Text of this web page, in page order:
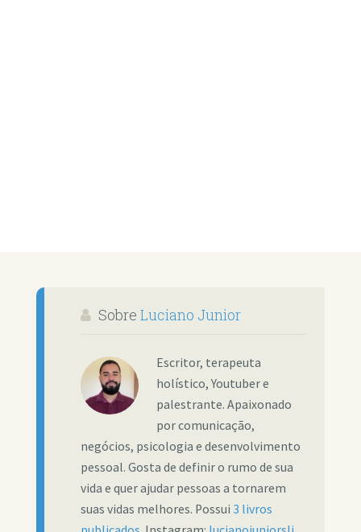
Sobre Luciano Junior
Escritor, terapeuta
holístico, Youtuber e
palestrante. Apaixonado
por comunicação,
negócios, psicologia e desenvolvimento
pessoal. Gosta de definir o rumo de sua
vida e quer ajudar pessoas a tornarem
suas vidas melhores. Possui 3 livros